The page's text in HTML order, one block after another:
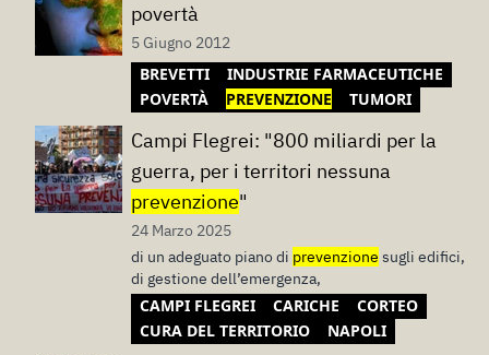
povertà
5 Giugno 2012
BREVETTI
INDUSTRIE FARMACEUTICHE
POVERTÀ
PREVENZIONE TUMORI
Campi Flegrei: "800 miliardi per la
guerra, per i territori nessuna
prevenzione"
24 Marzo 2025
di un adeguato piano di prevenzione sugli edifici,
di gestione dell’emergenza,
CAMPI FLEGREI CARICHE
CORTEO
CURA DEL TERRITORIO
NAPOLI